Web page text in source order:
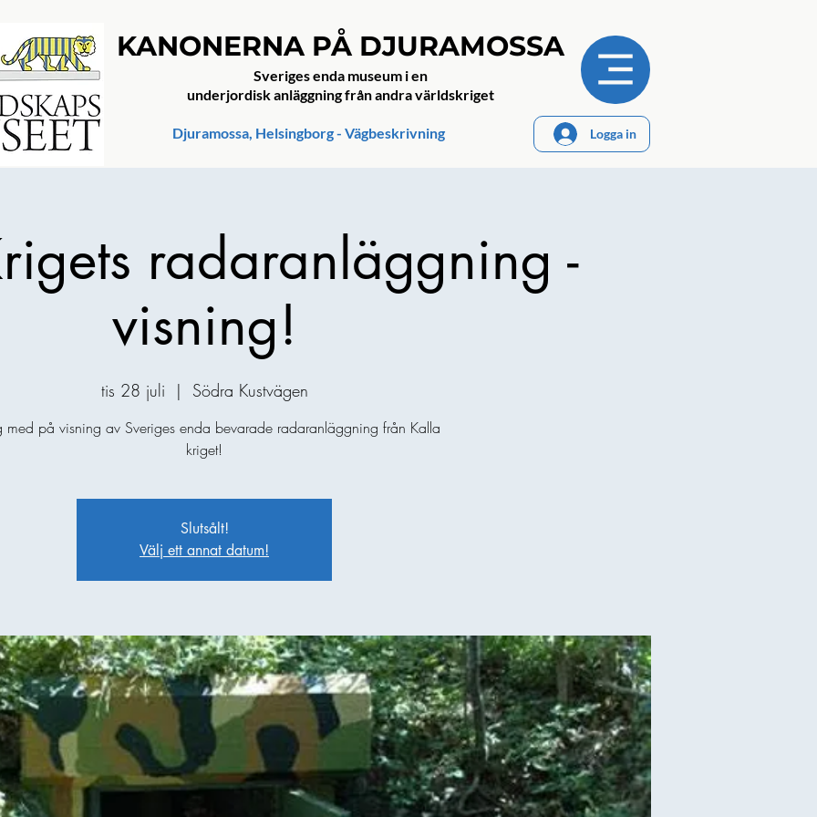
KANONERNA PÅ DJURAMOSSA
Sveriges enda museum i en
underjordisk anläggning från andra världskriget
Djuramossa, Helsingborg - Vägbeskrivning Logga in
radaranläggning -
visning!
tis 28 juli
  |
Södra Kustvägen
med på visning av Sveriges enda bevarade radaranläggning från Kalla
kriget!
Slutsålt!
Välj ett annat datum!